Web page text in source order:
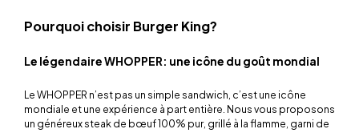
Pourquoi choisir Burger King?
Le légendaire WHOPPER: une icône du goût mondial
Le WHOPPER n’est pas un simple sandwich, c’est une icône
mondiale et une expérience à part entière. Nous vous proposons
un généreux steak de bœuf 100% pur, grillé à la flamme, garni de